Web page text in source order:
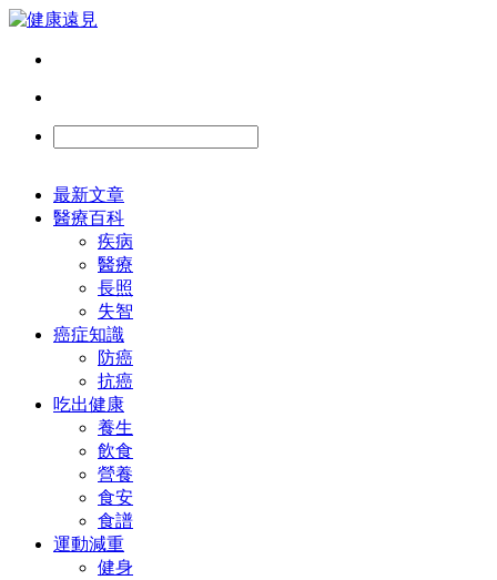
最新文章
醫療百科
疾病
醫療
長照
失智
癌症知識
防癌
抗癌
吃出健康
養生
飲食
營養
食安
食譜
運動減重
健身